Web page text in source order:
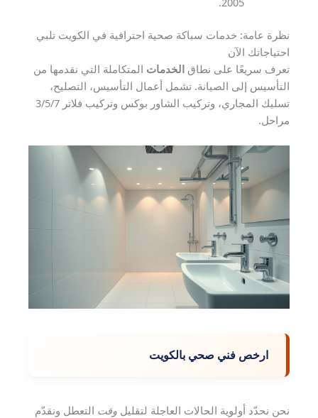
نظرة عامة: خدمات سباكة صحية احترافية في الكويت تلبي
احتياجاتك الآن
تعرف سريعًا على نطاق الخدمات المتكاملة التي نقدمها من
التأسيس إلى الصيانة. تشمل أعمال التأسيس، التصليح،
تسليك المجاري، وتركيب الشاور بوكس وتركيب فلاتر 3/5/7
مراحل.
ارخص فني صحي بالكويت
نحن نحدّد أولوية الحالات العاجلة لتقليل وقت التعطل ونقدّم